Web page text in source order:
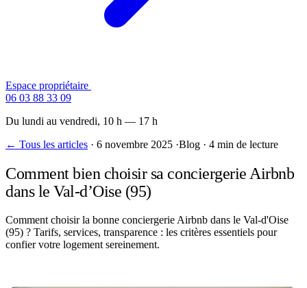
Espace propriétaire
06 03 88 33 09
Du lundi au vendredi, 10 h — 17 h
← Tous les articles · 6 novembre 2025 ·Blog · 4 min de lecture
Comment bien choisir sa conciergerie Airbnb
dans le Val-d’Oise (95)
Comment choisir la bonne conciergerie Airbnb dans le Val-d'Oise
(95) ? Tarifs, services, transparence : les critères essentiels pour
confier votre logement sereinement.